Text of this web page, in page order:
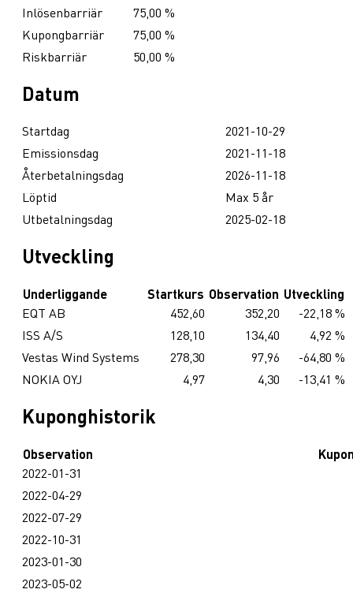
Inlösenbarriär
75,00 %
Kupongbarriär
75,00 %
Riskbarriär
50,00 %
Datum
Startdag
2021-10-29
Emissionsdag
2021-11-18
Återbetalningsdag
2026-11-18
Löptid
Max 5 år
Utbetalningsdag
2025-02-18
Utveckling
Underliggande Startkurs Observation Utveckling
EQT AB
452,60 352,20
-22,18 %
ISS A/S
128,10 134,40
4,92 %
Vestas Wind Systems
278,30 97,96
-64,80 %
NOKIA OYJ
4,97 4,30 -13,41 %
Kuponghistorik
Observation
2022-01-31
2022-04-29
2022-07-29
2022-10-31
2023-01-30
2023-05-02